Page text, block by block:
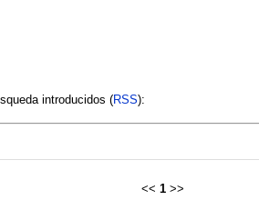
introducidos (RSS):
<< 1>>